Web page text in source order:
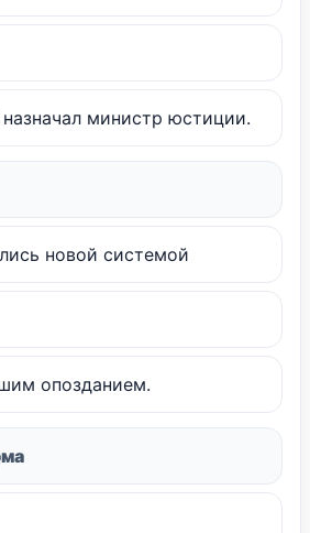
министр юстиции.
новой системой
опозданием.